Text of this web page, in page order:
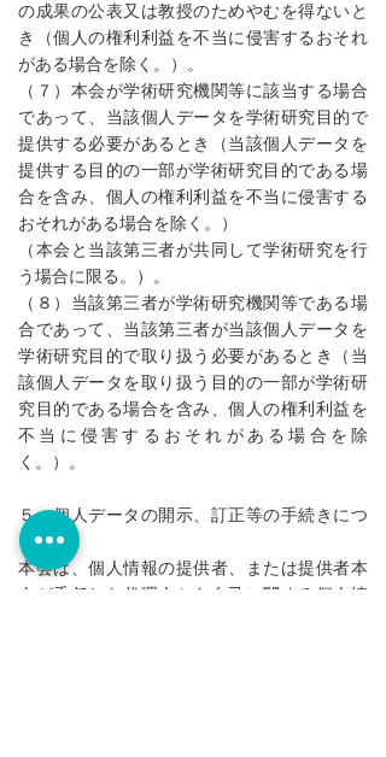
の成果の公表又は教授のためやむを得ないと
き（個人の権利利益を不当に侵害するおそれ
がある場合を除く。）。
（７）本会が学術研究機関等に該当する場合
であって、当該個人データを学術研究目的で
提供する必要があるとき（当該個人データを
提供する目的の一部が学術研究目的である場
合を含み、個人の権利利益を不当に侵害する
おそれがある場合を除く。）
（本会と当該第三者が共同して学術研究を行
う場合に限る。）。
（８）当該第三者が学術研究機関等である場
合であって、当該第三者が当該個人データを
学術研究目的で取り扱う必要があるとき（当
該個人データを取り扱う目的の一部が学術研
究目的である場合を含み、個人の権利利益を
不当に侵害するおそれがある場合を除
く。）。
５ 個人データの開示、訂正等の手続きにつ
いて
本会は、個人情報の提供者、または提供者本
人が委任した代理人から自己に関する個人情